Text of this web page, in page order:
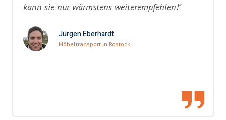
kann sie nur wärmstens weiterempfehlen!"
Jürgen Eberhardt
Möbeltransport in Rostock